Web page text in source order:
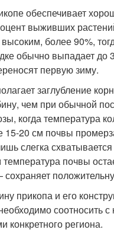
обеспечивает
выживших
более 90%,
обычно выпадает до
первую зиму.
заглубление
чем при обычной
когда температура
15-20 см почвы
слегка
температура почвы
прикопа и его
соотносить с
конкретного региона.